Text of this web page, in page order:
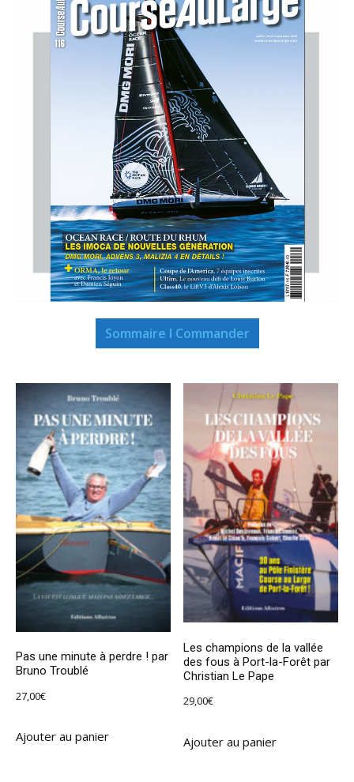
Sommaire I Commander
Pas une minute à perdre ! par
Bruno Troublé
27,00€
Ajouter au panier
Les champions de la vallée
des fous à Port-la-Forêt par
Christian Le Pape
29,00€
Ajouter au panier